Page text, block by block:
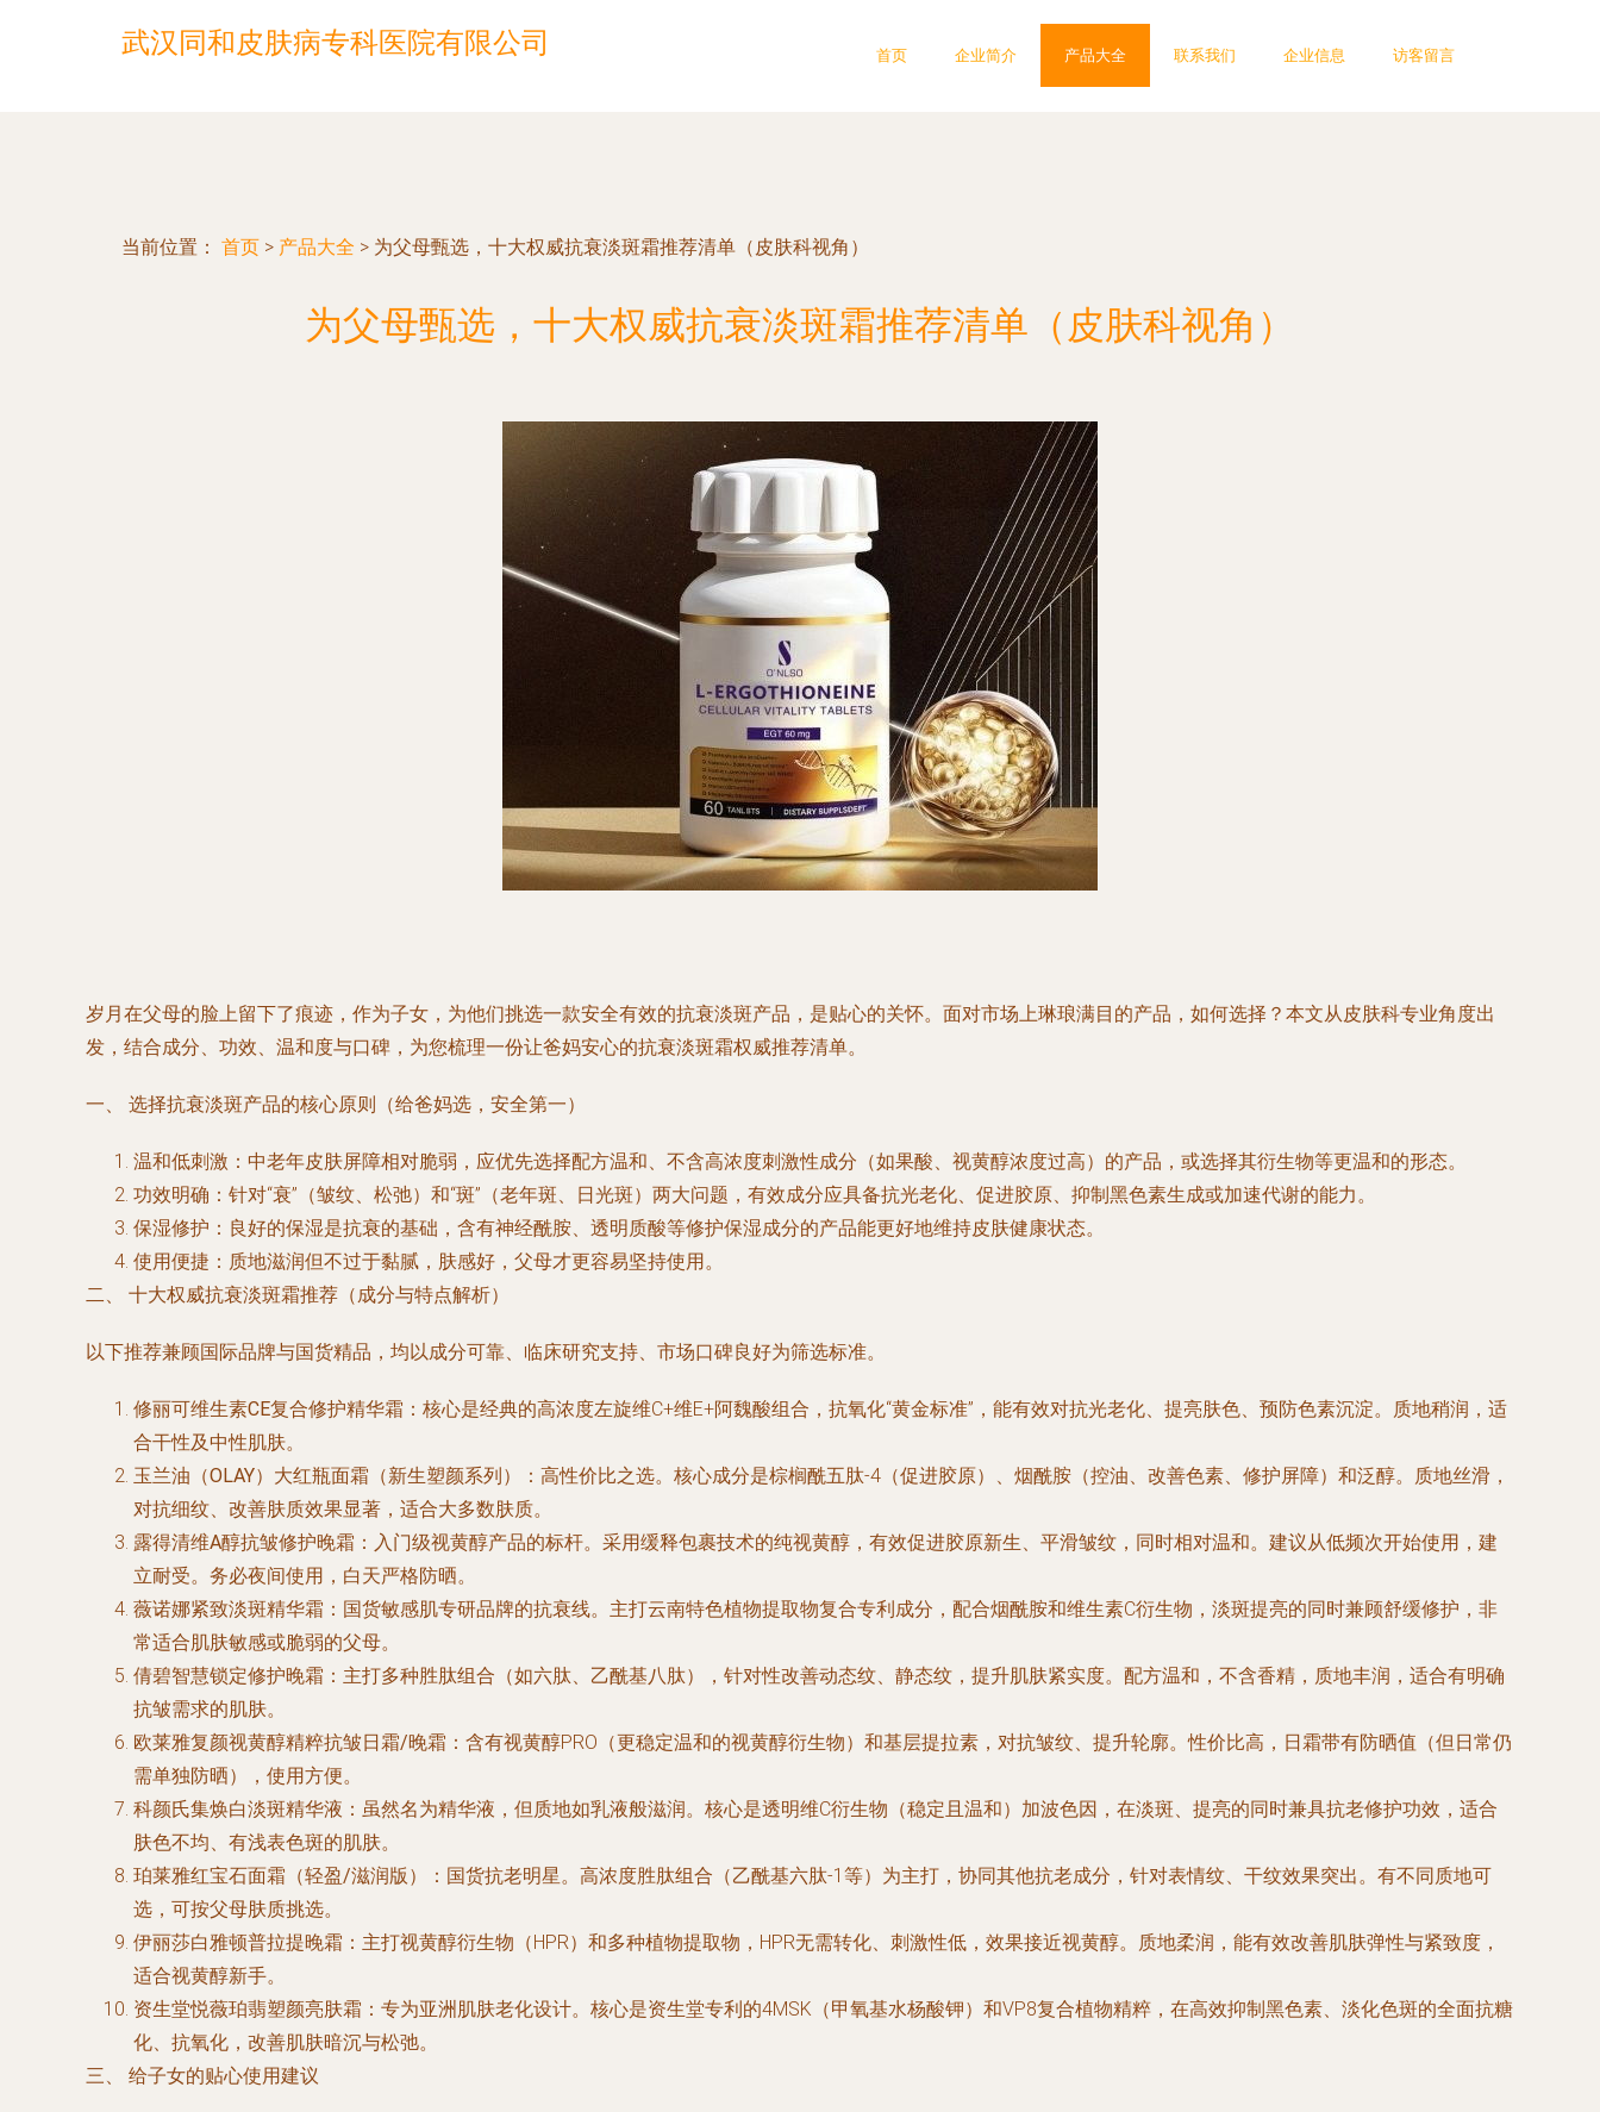
武汉同和皮肤病专科医院有限公司 首页 企业简介 产品大全 联系我们 企业信息 访客留言
当前位置： 首页 > 产品大全 > 为父母甄选，十大权威抗衰淡斑霜推荐清单（皮肤科视角）
为父母甄选，十大权威抗衰淡斑霜推荐清单（皮肤科视角）
岁月在父母的脸上留下了痕迹，作为子女，为他们挑选一款安全有效的抗衰淡斑产品，是贴心的关怀。面对市场上琳琅满目的产品，如何选择？本文从皮肤科专业角度出
发，结合成分、功效、温和度与口碑，为您梳理一份让爸妈安心的抗衰淡斑霜权威推荐清单。
一、 选择抗衰淡斑产品的核心原则（给爸妈选，安全第一）
温和低刺激 ：中老年皮肤屏障相对脆弱，应优先选择配方温和、不含高浓度刺激性成分（如果酸、视黄醇浓度过高）的产品，或选择其衍生物等更温和的形态。
功效明确 ：针对“衰”（皱纹、松弛）和“斑”（老年斑、日光斑）两大问题，有效成分应具备抗光老化、促进胶原、抑制黑色素生成或加速代谢的能力。
保湿修护 ：良好的保湿是抗衰的基础，含有神经酰胺、透明质酸等修护保湿成分的产品能更好地维持皮肤健康状态。
使用便捷 ：质地滋润但不过于黏腻，肤感好，父母才更容易坚持使用。
二、 十大权威抗衰淡斑霜推荐（成分与特点解析）
以下推荐兼顾国际品牌与国货精品，均以成分可靠、临床研究支持、市场口碑良好为筛选标准。
修丽可维生素CE复合修护精华霜 ：核心是经典的高浓度左旋维C+维E+阿魏酸组合，抗氧化“黄金标准”，能有效对抗光老化、提亮肤色、预防色素沉淀。质地稍润，适
合干性及中性肌肤。
玉兰油（OLAY）大红瓶面霜（新生塑颜系列）
：高性价比之选。核心成分是棕榈酰五肽-4（促进胶原）、烟酰胺（控油、改善色素、修护屏障）和泛醇。质地丝滑，
对抗细纹、改善肤质效果显著，适合大多数肤质。
露得清维A醇抗皱修护晚霜 ：入门级视黄醇产品的标杆。采用缓释包裹技术的纯视黄醇，有效促进胶原新生、平滑皱纹，同时相对温和。建议从低频次开始使用，建
立耐受。务必夜间使用，白天严格防晒。
薇诺娜紧致淡斑精华霜 ：国货敏感肌专研品牌的抗衰线。主打云南特色植物提取物复合专利成分，配合烟酰胺和维生素C衍生物，淡斑提亮的同时兼顾舒缓修护，非
常适合肌肤敏感或脆弱的父母。
倩碧智慧锁定修护晚霜 ：主打多种胜肽组合（如六肽、乙酰基八肽），针对性改善动态纹、静态纹，提升肌肤紧实度。配方温和，不含香精，质地丰润，适合有明确
抗皱需求的肌肤。
欧莱雅复颜视黄醇精粹抗皱日霜/晚霜 ：含有视黄醇PRO（更稳定温和的视黄醇衍生物）和基层提拉素，对抗皱纹、提升轮廓。性价比高，日霜带有防晒值（但日常仍
需单独防晒），使用方便。
科颜氏集焕白淡斑精华液 ：虽然名为精华液，但质地如乳液般滋润。核心是透明维C衍生物（稳定且温和）加波色因，在淡斑、提亮的同时兼具抗老修护功效，适合
肤色不均、有浅表色斑的肌肤。
珀莱雅红宝石面霜（轻盈/滋润版）
：国货抗老明星。高浓度胜肽组合（乙酰基六肽-1等）为主打，协同其他抗老成分，针对表情纹、干纹效果突出。有不同质地可
选，可按父母肤质挑选。
伊丽莎白雅顿普拉提晚霜 ：主打视黄醇衍生物（HPR）和多种植物提取物，HPR无需转化、刺激性低，效果接近视黄醇。质地柔润，能有效改善肌肤弹性与紧致度，
适合视黄醇新手。
资生堂悦薇珀翡塑颜亮肤霜 ：专为亚洲肌肤老化设计。核心是资生堂专利的4MSK（甲氧基水杨酸钾）和VP8复合植物精粹，在高效抑制黑色素、淡化色斑的全面抗糖
化、抗氧化，改善肌肤暗沉与松弛。
三、 给子女的贴心使用建议